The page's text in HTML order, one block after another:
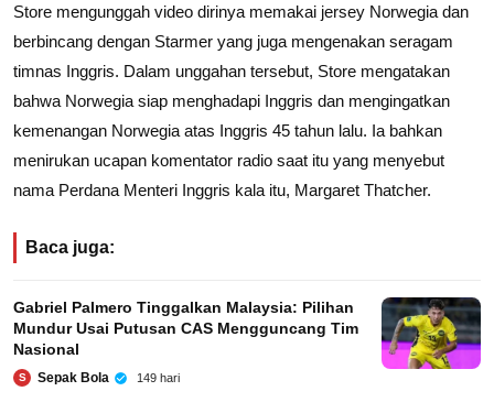
Store mengunggah video dirinya memakai jersey Norwegia dan
berbincang dengan Starmer yang juga mengenakan seragam
timnas Inggris. Dalam unggahan tersebut, Store mengatakan
bahwa Norwegia siap menghadapi Inggris dan mengingatkan
kemenangan Norwegia atas Inggris 45 tahun lalu. Ia bahkan
menirukan ucapan komentator radio saat itu yang menyebut
nama Perdana Menteri Inggris kala itu, Margaret Thatcher.
Baca juga:
Gabriel Palmero Tinggalkan Malaysia: Pilihan
Mundur Usai Putusan CAS Mengguncang Tim
Nasional
S Sepak Bola 149 hari